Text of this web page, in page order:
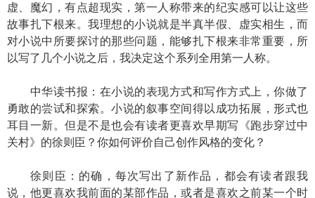
虚、魔幻，有点超现实，第一人称带来的纪实感可以让这些
故事扎下根来。我理想的小说就是半真半假、虚实相生，而
对小说中所要探讨的那些问题，能够扎下根来非常重要，所
以写了几个小说之后，我决定这个系列全用第一人称。
中华读书报：在小说的表现方式和写作方式上，你做了
勇敢的尝试和探索。小说的叙事空间得以成功拓展，形式也
耳目一新。但是不是也会有读者更喜欢早期写《跑步穿过中
关村》的徐则臣？你如何评价自己创作风格的变化？
徐则臣：的确，每次写出了新作品，都会有读者跟我
说，他更喜欢我前面的某部作品，或者是喜欢之前某一个时